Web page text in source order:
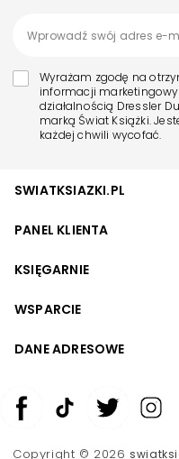
Wyrażam zgodę na
informacji
działalnością Dressler
marką Świat Książki.
każdej chwili wycofać.
SWIATKSIAZKI.PL
PANEL KLIENTA
KSIĘGARNIE
WSPARCIE
DANE ADRESOWE
Copyright © 2026
Zwiększ rozmiar czcionki